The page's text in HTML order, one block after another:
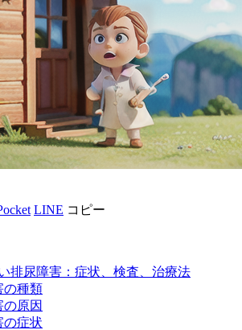
LINE コピー
排尿障害：症状、検査、治療法
の種類
原因
の症状